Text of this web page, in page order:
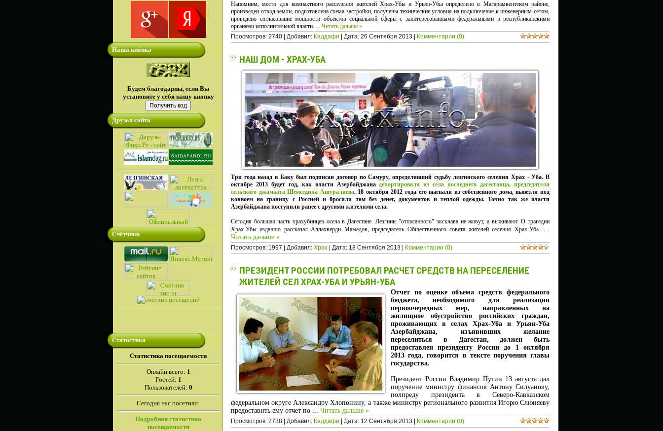
Наша кнопка
Будем благодарны, если Вы
установите у себя нашу кнопку
Друзья сайта
Счётчики
Статистика
Cтатистика посещаемости
Онлайн всего: 1
Гостей: 1
Пользователей: 0
Сегодня нас посетили:
Подробная статистика
посещаемости
Напомним, место для компактного расселения жителей Храх-Убы и Урьян-Убы определено в Магарамкентском районе,
произведен отвод земли, подготовлена схема застройки, получены технические условия на подключение к инженерным сетям,
проведено согласование мощности объектов социальной сферы с заинтересованными федеральными и республиканскими
органами исполнительной власти. ... Читать дальше »
Просмотров: 2740 | Добавил: Каддафи | Дата: 26 Сентября 2013 Комментарии (0)
НАШ ДОМ - ХРАХ-УБА
Три года назад в Баку был подписан договор по Самуру, определивший судьбу лезгинского селения Храх - Уба. В
октябре 2013 будет год, как власти Азербайджанадепортировали из села последнего дагестанца, председателя
сельского джамаата Шемседина Ашуралиева. 18 октября 2012 года его выгнали из собственного дома, вывезли под
конвоем на границу с Россией и бросили там без денег, документов и теплой одежды. Точно так же власти
Азербайджана поступили ранее с другими жителями села.
Сегодня большая часть храхубинцев осела в Дагестане. Лезгины "отписанного" эксклава не живут, а выживают. О трагедии
Храх-Убы изданию рассказал Аллахверди Мамедов, председатель Общественного совета жителей селения Храх-Уба.
...
Читать дальше »
Просмотров: 1997 | Добавил: Xpax | Дата: 18 Сентября 2013 Комментарии (0)
ПРЕЗИДЕНТ РОССИИ ПОТРЕБОВАЛ РАСЧЕТ СРЕДСТВ НА ПЕРЕСЕЛЕНИЕ
ЖИТЕЛЕЙ СЕЛ ХРАХ-УБА И УРЬЯН-УБА
Отчет по оценке объема средств федерального
бюджета, необходимого для реализации
первоочередных мер, направленных на
жилищное обустройство российских граждан,
проживающих в селах Храх-Уба и Урьян-Уба
Азербайджана, изъявивших желание
переселиться в Дагестан, должен быть
предоставлен президенту России до 1 октября
2013 года, говорится в тексте поручения главы
государства.
Президент России Владимир Путин 13 августа дал
поручение министру финансов Антону Силуанову,
полпреду президента в Северо-Кавказском
федеральном округе Александру Хлопонину, а также министру регионального развития Игорю Слюняеву
предоставить ему отчет по ... Читать дальше »
Просмотров: 2738 | Добавил: Каддафи | Дата: 12 Сентября 2013 Комментарии (0)